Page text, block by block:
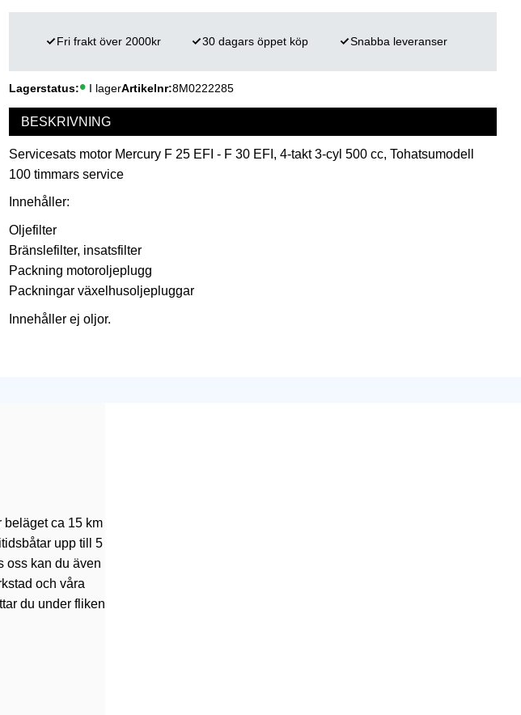
Lagerstatus I lagerArtikelnr 8M0222285
Fri frakt över 2000kr 30 dagars öppet köp Snabba leveranser
BESKRIVNING
Servicesats motor Mercury F 25 EFI - F 30 EFI, 4-takt 3-cyl 500 cc, Tohatsumodell
100 timmars service
Innehåller:
Oljefilter
Bränslefilter, insatsfilter
Packning motoroljeplugg
Packningar växelhusoljepluggar
Innehåller ej oljor.
beläget ca 15 km
upp till 5
oss kan du även
och våra
du under fliken